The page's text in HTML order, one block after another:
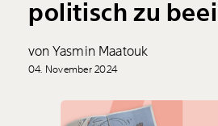
politisch zu
von Yasmin Maatouk
04. November 2024